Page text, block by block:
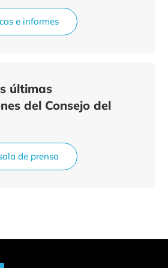
e informes
últimas
del Consejo del
de prensa